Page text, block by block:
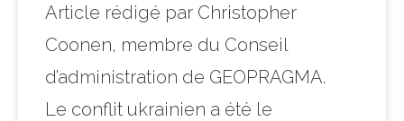
Article rédigé par Christopher
Coonen, membre du Conseil
d’administration de GEOPRAGMA.
Le conflit ukrainien a été le